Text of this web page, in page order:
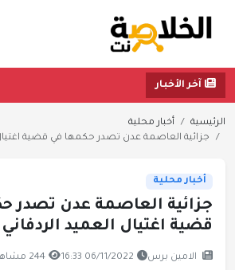
آخر الأخبار
الرئيسية
أخبار محلية
جزائية العاصمة عدن تصدر حكمها في قضية
أخبار محلية
جزائية العاصمة عدن تصدر
قضية اغتيال العميد
الامين برس 06/11/2022 16:33 244 مشاهدة